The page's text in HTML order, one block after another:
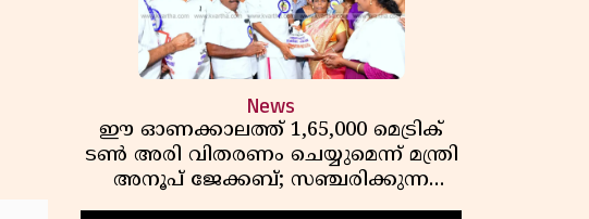
News
ഈ ഓണക്കാലത്ത് 1,65,000 മെട്രിക്
ടൺ അരി വിതരണം ചെയ്യുമെന്ന് മന്ത്രി
അനൂപ് ജേക്കബ്; സഞ്ചരിക്കുന്ന
റേഷൻ കടകൾക്ക് തുടക്കം